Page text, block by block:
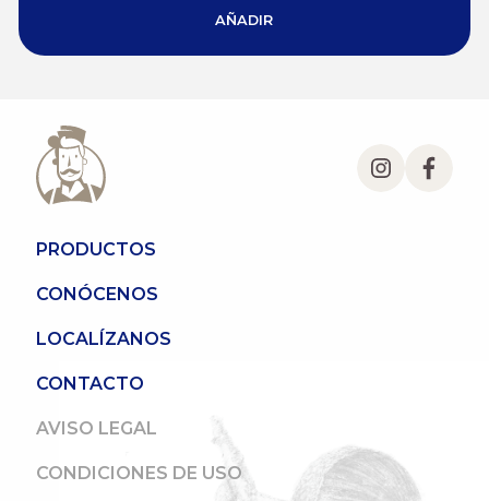
AÑADIR
PRODUCTOS
CONÓCENOS
LOCALÍZANOS
CONTACTO
AVISO LEGAL
CONDICIONES DE USO